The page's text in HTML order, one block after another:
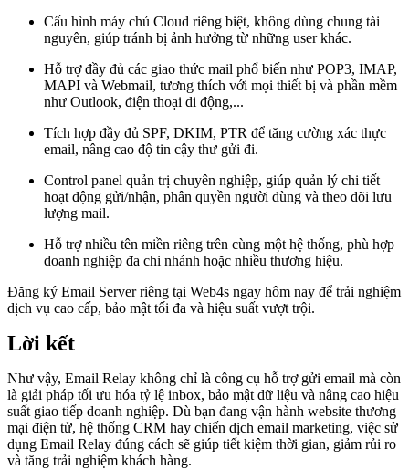
Cấu hình máy chủ Cloud riêng biệt, không dùng chung tài
nguyên, giúp tránh bị ảnh hưởng từ những user khác.
Hỗ trợ đầy đủ các giao thức mail phổ biến như POP3, IMAP,
MAPI và Webmail, tương thích với mọi thiết bị và phần mềm
như Outlook, điện thoại di động,...
Tích hợp đầy đủ SPF, DKIM, PTR để tăng cường xác thực
email, nâng cao độ tin cậy thư gửi đi.
Control panel quản trị chuyên nghiệp, giúp quản lý chi tiết
hoạt động gửi/nhận, phân quyền người dùng và theo dõi lưu
lượng mail.
Hỗ trợ nhiều tên miền riêng trên cùng một hệ thống, phù hợp
doanh nghiệp đa chi nhánh hoặc nhiều thương hiệu.
Đăng ký Email Server riêng tại Web4s ngay hôm nay để trải nghiệm
dịch vụ cao cấp, bảo mật tối đa và hiệu suất vượt trội.
Lời kết
Như vậy, Email Relay không chỉ là công cụ hỗ trợ gửi email mà còn
là giải pháp tối ưu hóa tỷ lệ inbox, bảo mật dữ liệu và nâng cao hiệu
suất giao tiếp doanh nghiệp. Dù bạn đang vận hành website thương
mại điện tử, hệ thống CRM hay chiến dịch email marketing, việc sử
dụng Email Relay đúng cách sẽ giúp tiết kiệm thời gian, giảm rủi ro
và tăng trải nghiệm khách hàng.